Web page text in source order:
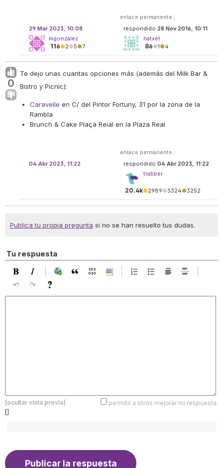
enlace permanente
respondido 28 Nov 2016, 10:11
natxet
86●1●4
29 Mar 2023, 10:08
mgonzalez
116●2●5●7
0
Te dejo unas cuantas opciones más (además del Milk Bar &
Bistro y Picnic):
Caravelle en C/ del Pintor Fortuny, 31 por la zona de la
Rambla
Brunch & Cake Plaça Reial en la Plaza Real
enlace permanente
respondido 04 Abr 2023, 11:22
trabber
20.4k●2989●3324●3252
04 Abr 2023, 11:22
Publica tu propia pregunta si no se han resuelto tus dudas.
Tu respuesta
[ocultar vista previa]
permitir a otros mejorar mi respuesta:
[]